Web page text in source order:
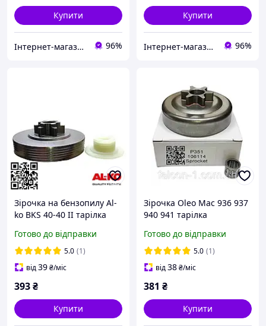
Купити
Інтернет-магазин "Сам Собі Сервіс" 96%
Купити
Інтернет-магазин "Сам Собі Сервіс" 96%
Зірочка на бензопилу Al-
ko BKS 40-40 II тарілка
II ланцюгова зірочка
барабан на бензопилу
3835 + шестерня
Готово до відправки
5.0 (1)
від39₴/міс
393₴
Купити
Зірочка Oleo Mac 936 937
940 941 тарілка
барабан зчеплення для
бензопил Partn 350 351
371 372 106114
Готово до відправки
5.0 (1)
від38₴/міс
381 ₴
Купити